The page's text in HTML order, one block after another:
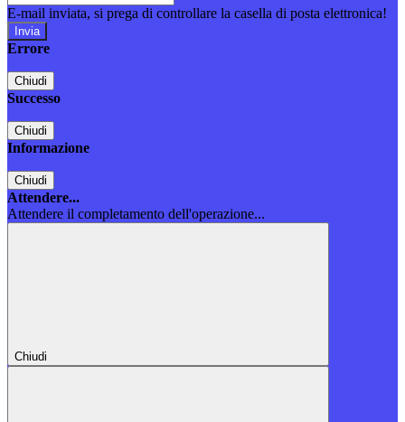
E-mail inviata, si prega di controllare la casella di posta elettronica!
Errore
Chiudi
Successo
Chiudi
Informazione
Chiudi
Attendere...
Attendere il completamento dell'operazione...
Chiudi